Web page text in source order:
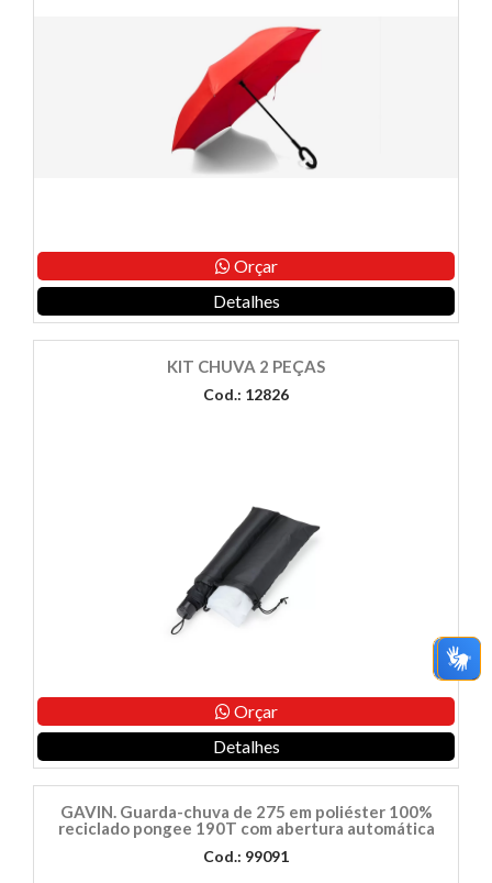
Orçar
Detalhes
KIT CHUVA 2 PEÇAS
Cod.: 12826
Orçar
Detalhes
GAVIN. Guarda-chuva de 275 em poliéster 100%
reciclado pongee 190T com abertura automática
Cod.: 99091